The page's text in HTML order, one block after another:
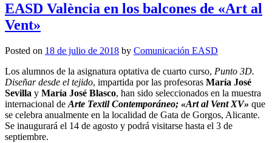
EASD València en los balcones de «Art al
Vent»
Posted on 18 de julio de 2018 by Comunicación EASD
Los alumnos de la asignatura optativa de cuarto curso, Punto 3D.
Diseñar desde el tejido, impartida por las profesoras María José
Sevilla y María José Blasco, han sido seleccionados en la muestra
internacional de Arte Textil Contemporáneo; «Art al Vent XV» que
se celebra anualmente en la localidad de Gata de Gorgos, Alicante.
Se inaugurará el 14 de agosto y podrá visitarse hasta el 3 de
septiembre.